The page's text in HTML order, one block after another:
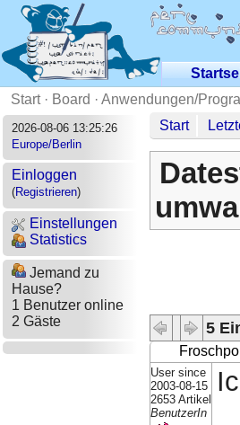
Start· Board · Anwendungen/
2026-08-06 13:25:26
Europe/Berlin
Einloggen
(Registrieren)
Einstellungen
Statistics
Jemand zu
Hause?
1 Benutzer online
2 Gäste
Start
5
User since
2003-08-15
2653 Artikel
BenutzerIn